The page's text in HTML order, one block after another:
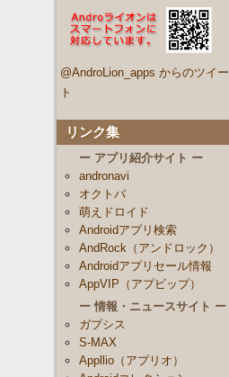
@AndroLion_apps からのツイー
ト
リンク集
ー アプリ紹介サイト ー
andronavi
オクトバ
萌えドロイド
Androidアプリ検索
AndRock（アンドロック）
Androidアプリセール情報
AppVIP（アプビップ）
ー 情報・ニュースサイト ー
ガプシス
S-MAX
Appllio（アプリオ）